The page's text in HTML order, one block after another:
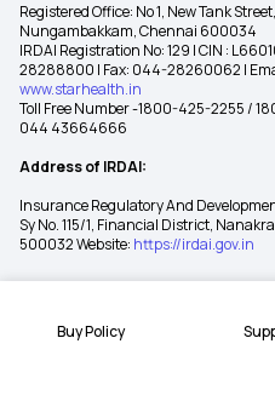
Buy Policy
Registered Office: No 1, New Tank
Nungambakkam, Chennai 600034
IRDAI Registration No: 129 | CIN :
28288800 | Fax: 044-28260062 |
www.starhealth.in
Toll Free Number -1800-425-2255 /
044 43664666
Address of IRDAI:
Insurance Regulatory And
Sy No. 115/1, Financial District,
500032 Website: https://irdai.gov.in